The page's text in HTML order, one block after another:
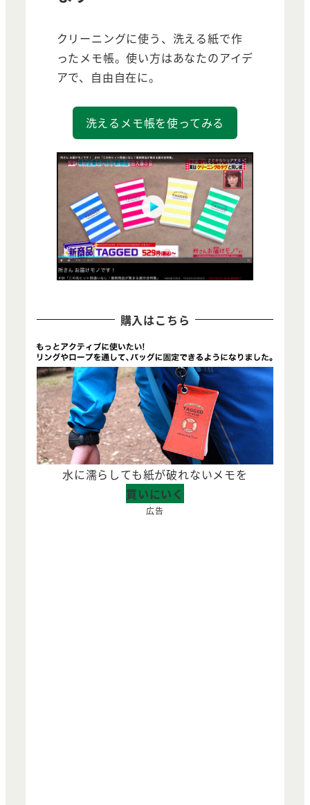
クリーニングに使う、洗える紙で作
ったメモ帳。使い方はあなたのアイデ
アで、自由自在に。
洗えるメモ帳を使ってみる
購入はこちら
水に濡らしても紙が破れないメモを
買いにいく
広告